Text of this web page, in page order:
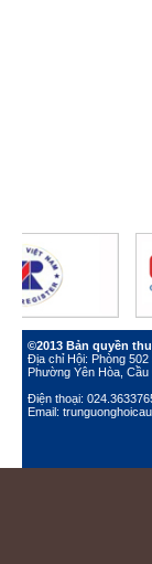
©2013 Bản quyền
Địa chỉ Hội: Phòng
Phường Yên Hòa, Cầu
Điện thoại:
Email: